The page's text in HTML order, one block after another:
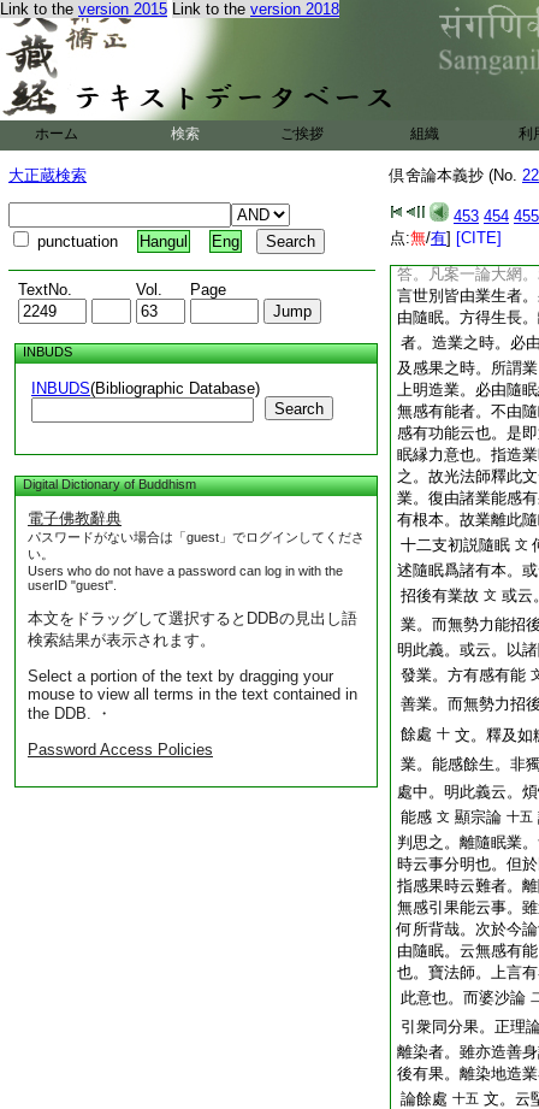
Link to the version 2015 Link to the version 2018
ホーム 検索 ご挨拶 組織 利
大正蔵検索
punctuation Hangul Eng
TextNo. Vol. Page
INBUDS
INBUDS(Bibliographic Database)
Search
Digital Dictionary of Buddhism
電子佛教辭典
パスワードがない場合は「guest」でログインしてくださ
い。
Users who do not have a password can log in with the
userID "guest".
本文をドラッグして選択するとDDBの見出し語
検索結果が表示されます。
Select a portion of the text by dragging your
mouse to view all terms in the text contained in
the DDB. ・
Password Access Policies
倶舍論本義抄 (No.
453 454 455
点:無/有] [CITE]
答。論造業時可云也
者。既云無感有能
以。見今論餘處 十
釋云。若據資助故
學。由此三乘無學
結當生有。寧非指
者。釋業由隨眠方
業。無感有能。文
時 見 如何
答。凡案一論大網
言世別皆由業生者
由隨眠。方得生長
者。造業之時。必
及感果之時。所謂
上明造業。必由隨
無感有能者。不由
感有功能云也。是
眠縁力意也。指造
之。故光法師釋此
業。復由諸業能感
有根本。故業離此
十二支初説隨眠 文
述隨眠爲諸有本。
招後有業故 文 或云
業。而無勢力能招
明此義。或云。以
發業。方有感有能
善業。而無勢力招
餘處 十 文。釋及如
業。能感餘生。非
處中。明此義云。
能感 文 顯宗論 十五
判思之。離隨眠業
時云事分明也。但
指感果時云難者。
無感引果能云事。
何所背哉。次於今
由隨眠。云無感有
也。寶法師。上言
此意也。而婆沙論
引衆同分果。正理
離染者。雖亦造善
後有果。離染地造
論餘處 十五 文。云